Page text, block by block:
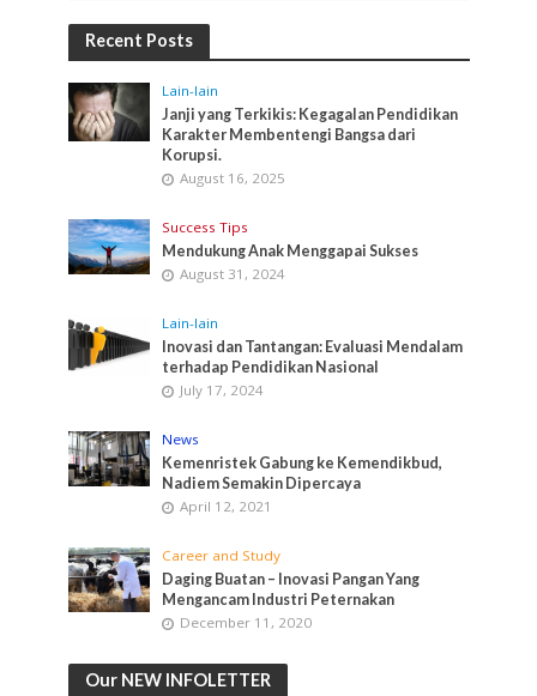
Recent Posts
Lain-lain
Janji yang Terkikis: Kegagalan Pendidikan
Karakter Membentengi Bangsa dari
Korupsi.
August 16, 2025
Success Tips
Mendukung Anak Menggapai Sukses
August 31, 2024
Lain-lain
Inovasi dan Tantangan: Evaluasi Mendalam
terhadap Pendidikan Nasional
July 17, 2024
News
Kemenristek Gabung ke Kemendikbud,
Nadiem Semakin Dipercaya
April 12, 2021
Career and Study
Daging Buatan – Inovasi Pangan Yang
Mengancam Industri Peternakan
December 11, 2020
Our NEW INFOLETTER